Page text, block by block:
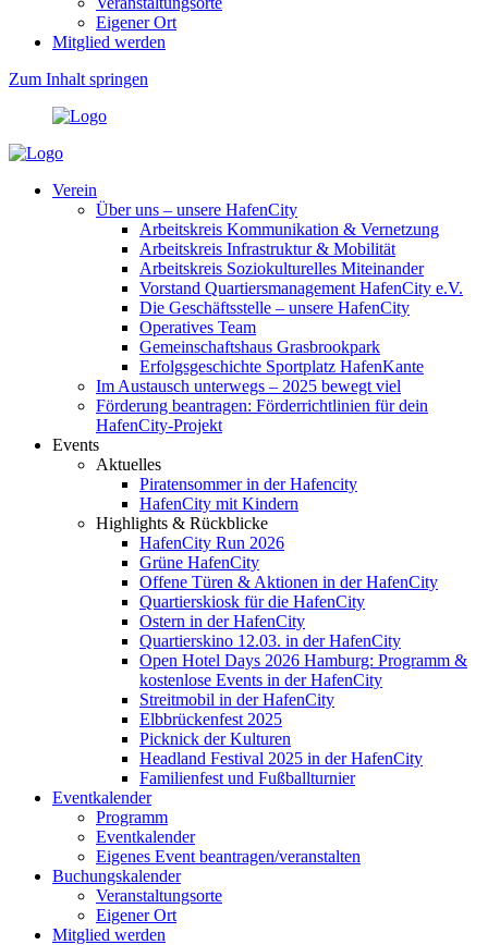
Eigener Ort
Mitglied werden
Zum Inhalt springen
Verein
Über uns – unsere HafenCity
Arbeitskreis Kommunikation & Vernetzung
Arbeitskreis Infrastruktur & Mobilität
Arbeitskreis Soziokulturelles Miteinander
Vorstand Quartiersmanagement HafenCity e.V.
Die Geschäftsstelle – unsere HafenCity
Operatives Team
Gemeinschaftshaus Grasbrookpark
Erfolgsgeschichte Sportplatz HafenKante
Im Austausch unterwegs – 2025 bewegt viel
Förderung beantragen: Förderrichtlinien für dein
HafenCity-Projekt
Events
Aktuelles
Piratensommer in der Hafencity
HafenCity mit Kindern
Highlights & Rückblicke
HafenCity Run 2026
Grüne HafenCity
Offene Türen & Aktionen in der HafenCity
Quartierskiosk für die HafenCity
Ostern in der HafenCity
Quartierskino 12.03. in der HafenCity
Open Hotel Days 2026 Hamburg: Programm &
kostenlose Events in der HafenCity
Streitmobil in der HafenCity
Elbbrückenfest 2025
Picknick der Kulturen
Headland Festival 2025 in der HafenCity
Familienfest und Fußballturnier
Eventkalender
Programm
Eventkalender
Eigenes Event beantragen/veranstalten
Buchungskalender
Veranstaltungsorte
Eigener Ort
Mitglied werden